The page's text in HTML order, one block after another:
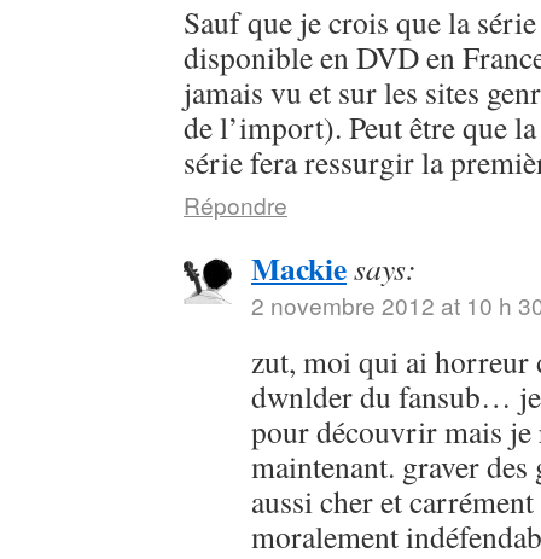
Sauf que je crois que la
disponible en DVD en
jamais vu et sur les sites
de l’import). Peut être que
série fera ressurgir la
Répondre
Mackiesays:
2 novembre 2012 at 10 h
zut, moi qui ai horreur
dwnlder du fansub…
pour découvrir mais je
maintenant. graver des
aussi cher et
moralement